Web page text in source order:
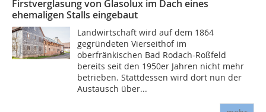
Firstverglasung von Glasolux im Dach eines
ehemaligen Stalls eingebaut
Landwirtschaft wird auf dem 1864
gegründeten Vierseithof im
oberfränkischen Bad Rodach-Roßfeld
bereits seit den 1950er Jahren nicht mehr
betrieben. Stattdessen wird dort nun der
Austausch über...